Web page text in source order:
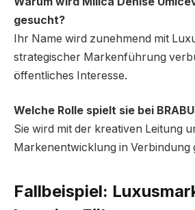
gesucht?
Ihr Name wird zunehmend mit
strategischer Markenführung
öffentliches Interesse.
Welche Rolle spielt sie bei
Sie wird mit der kreativen Leitung
Markenentwicklung in Verbindung
Fallbeispiel: